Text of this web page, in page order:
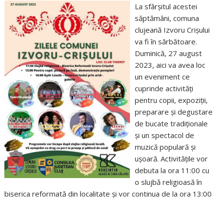
La sfârșitul acestei
săptămâni, comuna
clujeană Izvoru Crișului
va fi în sărbătoare.
Duminică, 27 august
2023, aici va avea loc
un eveniment ce
cuprinde activități
pentru copii, expoziții,
preparare și degustare
de bucate tradiționale
și un spectacol de
muzică populară și
ușoară. Activitățile vor
debuta la ora 11:00 cu
o slujbă religioasă în
biserica reformată din localitate și vor continua de la ora 13:00